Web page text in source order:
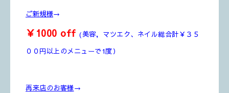
ご新規様→
￥1000 off (美容，マツエク、ネイル総合計￥３５
００円以上のメニューで1度）
再来店のお客様→